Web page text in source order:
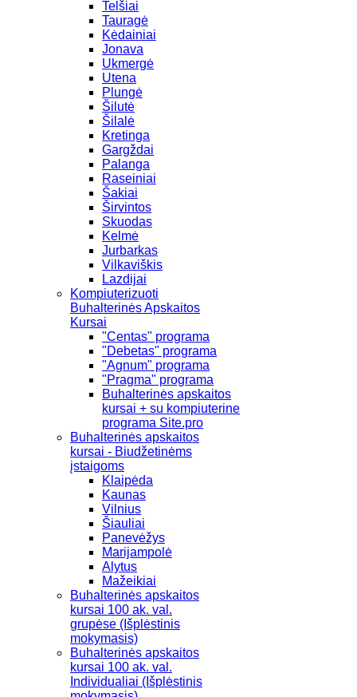
Telšiai
Tauragė
Kėdainiai
Jonava
Ukmergė
Utena
Plungė
Šilutė
Šilalė
Kretinga
Gargždai
Palanga
Raseiniai
Šakiai
Širvintos
Skuodas
Kelmė
Jurbarkas
Vilkaviškis
Lazdijai
Kompiuterizuoti
Buhalterinės Apskaitos
Kursai
"Centas" programa
"Debetas" programa
"Agnum" programa
"Pragma" programa
Buhalterinės apskaitos
kursai + su kompiuterine
programa Site.pro
Buhalterinės apskaitos
kursai - Biudžetinėms
įstaigoms
Klaipėda
Kaunas
Vilnius
Šiauliai
Panevėžys
Marijampolė
Alytus
Mažeikiai
Buhalterinės apskaitos
kursai 100 ak. val.
grupėse (Išplėstinis
mokymasis)
Buhalterinės apskaitos
kursai 100 ak. val.
Individualiai (Išplėstinis